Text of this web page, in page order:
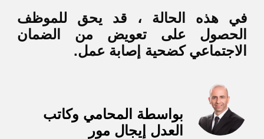
في هذه الحالة ، قد يحق للموظف
الحصول على تعويض من الضمان
الاجتماعي كضحية إصابة عمل.
بواسطة المحامي وكاتب
العدل إيجال مور